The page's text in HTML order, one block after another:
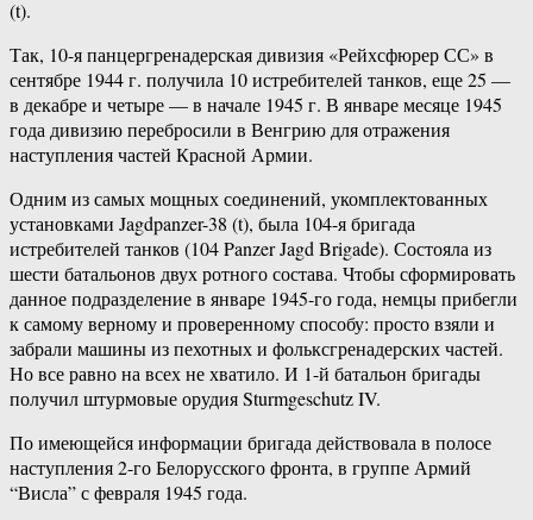
(t).
Так, 10-я панцергренадерская дивизия «Рейхсфюрер СС» в
сентябре 1944 г. получила 10 истребителей танков, еще 25 —
в декабре и четыре — в начале 1945 г. В январе месяце 1945
года дивизию перебросили в Венгрию для отражения
наступления частей Красной Армии.
Одним из самых мощных соединений, укомплектованных
установками Jagdpanzer-38 (t), была 104-я бригада
истребителей танков (104 Panzer Jagd Brigade). Состояла из
шести батальонов двух ротного состава. Чтобы сформировать
данное подразделение в январе 1945-го года, немцы прибегли
к самому верному и проверенному способу: просто взяли и
забрали машины из пехотных и фольксгренадерских частей.
Но все равно на всех не хватило. И 1-й батальон бригады
получил штурмовые орудия Sturmgeschutz IV.
По имеющейся информации бригада действовала в полосе
наступления 2-го Белорусского фронта, в группе Армий
“Висла” с февраля 1945 года.